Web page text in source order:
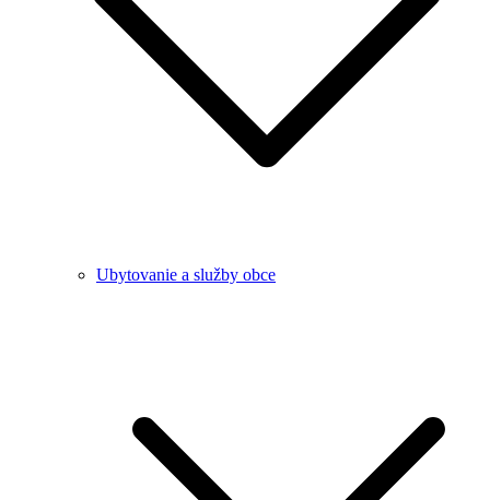
Ubytovanie a služby obce